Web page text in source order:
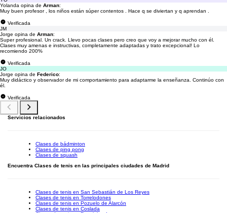
Yolanda opina de Arman:
Muy buen profesor , los niños están súper contentos . Hace q se diviertan y q aprendan .
Verificada
JM
Jorge opina de Arman:
Super profesional. Un crack. Llevo pocas clases pero creo que voy a mejorar mucho con él.
Clases muy amenas e instructivas, completamente adaptadas y trato excepcional! Lo
recomiendo 200%
Verificada
JO
Jorge opina de Federico:
Muy didáctico y observador de mi comportamiento para adaptarme la enseñanza. Continúo con
él.
Verificada
Servicios relacionados
Clases de bádminton
Clases de ping pong
Clases de squash
Encuentra Clases de tenis en las principales ciudades de Madrid
Clases de tenis en San Sebastián de Los Reyes
Clases de tenis en Torrelodones
Clases de tenis en Pozuelo de Alarcón
Clases de tenis en Coslada